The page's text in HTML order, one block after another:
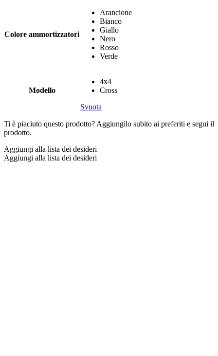
Colore ammortizzatori
Arancione
Bianco
Giallo
Nero
Rosso
Verde
Modello
4x4
Cross
Svuota
Ti è piaciuto questo prodotto? Aggiungilo subito ai preferiti e segui il
prodotto.
Aggiungi alla lista dei desideri
Aggiungi alla lista dei desideri